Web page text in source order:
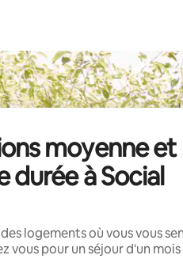
moyenne et
durée à Social
logements où vous vous
vous pour un séjour d'un mois